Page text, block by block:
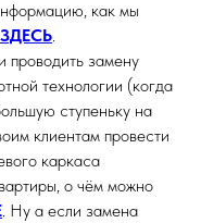
как мы
ЗДЕСЬ
проводить замену
технологии (когда
ступеньку на
клиентам провести
каркаса
о чём можно
. Ну а если замена